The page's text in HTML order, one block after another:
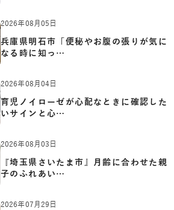
2026年08月05日
兵庫県明石市「便秘やお腹の張りが気に
なる時に知っ…
2026年08月04日
育児ノイローゼが心配なときに確認した
いサインと心…
2026年08月03日
『埼玉県さいたま市』月齢に合わせた親
子のふれあい…
2026年07月29日